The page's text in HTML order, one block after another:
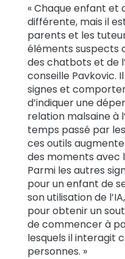
« Chaque enfant et
différente, mais il
parents et les
éléments suspects
des chatbots et de
conseille Pavkovic.
signes et
d’indiquer une
relation malsaine à
temps passé par
ces outils
des moments avec
Parmi les autres
pour un enfant de
son utilisation de
pour obtenir un
de commencer à
lesquels il interagit
personnes. »